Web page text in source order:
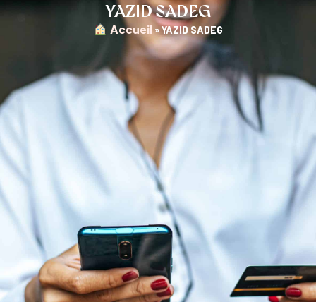
YAZID SADEG
︎ Accueil »YAZID SADEG